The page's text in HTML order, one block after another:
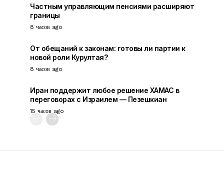
Частным управляющим пенсиями расширяют
границы
8 часов ago
От обещаний к законам: готовы ли партии к
новой роли Курултая?
8 часов ago
Иран поддержит любое решение ХАМАС в
переговорах с Израилем — Пезешкиан
15 часов ago